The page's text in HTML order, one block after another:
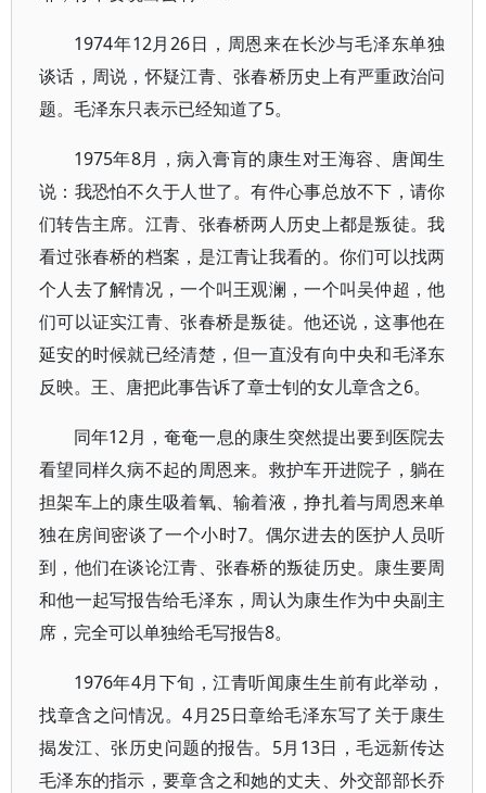
1974年12月26日，周恩来在长沙与毛泽东单独
谈话，周说，怀疑江青、张春桥历史上有严重政治问
题。毛泽东只表示已经知道了5。
1975年8月，病入膏肓的康生对王海容、唐闻生
说：我恐怕不久于人世了。有件心事总放不下，请你
们转告主席。江青、张春桥两人历史上都是叛徒。我
看过张春桥的档案，是江青让我看的。你们可以找两
个人去了解情况，一个叫王观澜，一个叫吴仲超，他
们可以证实江青、张春桥是叛徒。他还说，这事他在
延安的时候就已经清楚，但一直没有向中央和毛泽东
反映。王、唐把此事告诉了章士钊的女儿章含之6。
同年12月，奄奄一息的康生突然提出要到医院去
看望同样久病不起的周恩来。救护车开进院子，躺在
担架车上的康生吸着氧、输着液，挣扎着与周恩来单
独在房间密谈了一个小时7。偶尔进去的医护人员听
到，他们在谈论江青、张春桥的叛徒历史。康生要周
和他一起写报告给毛泽东，周认为康生作为中央副主
席，完全可以单独给毛写报告8。
1976年4月下旬，江青听闻康生生前有此举动，
找章含之问情况。4月25日章给毛泽东写了关于康生
揭发江、张历史问题的报告。5月13日，毛远新传达
毛泽东的指示，要章含之和她的丈夫、外交部部长乔